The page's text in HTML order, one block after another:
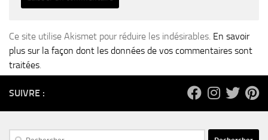
Ce site utilise Akismet pour réduire les indésirables. En savoir
plus sur la façon dont les données de vos commentaires sont
traitées
SUIVRE :
Rechercher :